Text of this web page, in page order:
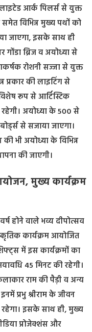
लाइटेड आर्क पिलर्स से युक्त
विभिन्न मुख्य पथों को
जाएगा, इसके साथ ही
गोंडा ब्रिज व अयोध्या से
रोशनी सज्जा से युक्त
प्रकार की लाइटिंग से
रूप से आर्टिस्टिक
अयोध्या के 500 से
से सजाया जाएगा।
भी अयोध्या के विभिन्न
की जाएगी।
मुख्य कार्यक्रम
होने वाले भव्य दीपोत्सव
कार्यक्रम आयोजित
में इस कार्यक्रमों का
45 मिनट की रहेगी।
राम की पैड़ी व अन्य
प्रभु श्रीराम के जीवन
रहेगा। इसके साथ ही, मुख्य
प्रोजेक्शंस और